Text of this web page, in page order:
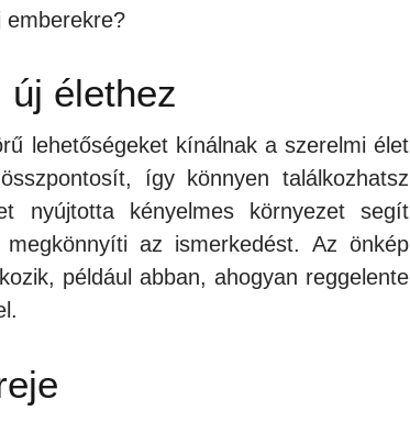
emberekre?
új élethez
lehetőségeket kínálnak a szerelmi élet
így könnyen találkozhatsz
nyújtotta kényelmes környezet segít
az ismerkedést. Az önkép
például abban, ahogyan reggelente